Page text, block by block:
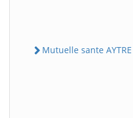
Mutuelle sante AYTRE